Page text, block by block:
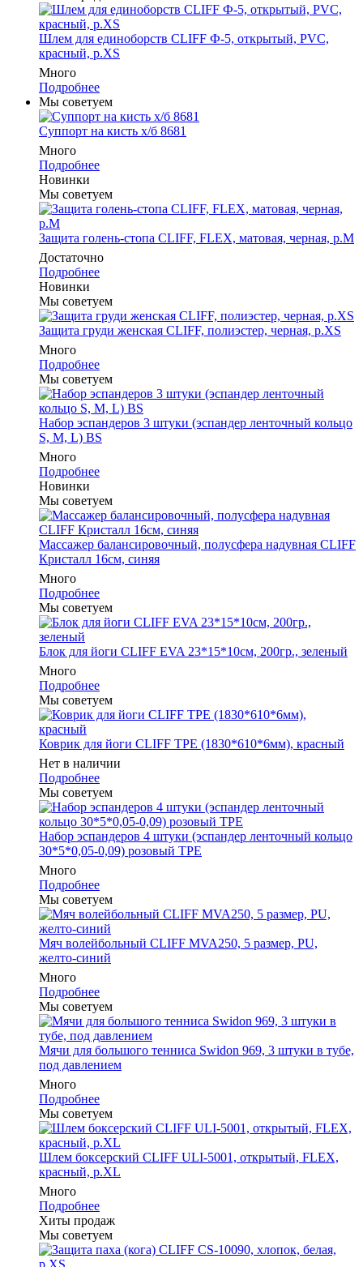
Шлем для единоборств CLIFF Ф-5, открытый, PVC,
красный, p.XS
Много
Подробнее
Мы советуем
Суппорт на кисть х/б 8681
Много
Подробнее
Новинки
Мы советуем
Защита голень-стопа CLIFF, FLEX, матовая, черная, р.M
Достаточно
Подробнее
Новинки
Мы советуем
Защита груди женская CLIFF, полиэстер, черная, р.XS
Много
Подробнее
Мы советуем
Набор эспандеров 3 штуки (эспандер ленточный кольцо
S, M, L) BS
Много
Подробнее
Новинки
Мы советуем
Массажер балансировочный, полусфера надувная CLIFF
Кристалл 16см, синяя
Много
Подробнее
Мы советуем
Блок для йоги CLIFF EVA 23*15*10см, 200гр., зеленый
Много
Подробнее
Мы советуем
Коврик для йоги CLIFF TPE (1830*610*6мм), красный
Нет в наличии
Подробнее
Мы советуем
Набор эспандеров 4 штуки (эспандер ленточный кольцо
30*5*0,05-0,09) розовый ТРЕ
Много
Подробнее
Мы советуем
Мяч волейбольный CLIFF MVA250, 5 размер, PU,
желто-синий
Много
Подробнее
Мы советуем
Мячи для большого тенниса Swidon 969, 3 штуки в тубе,
под давлением
Много
Подробнее
Мы советуем
Шлем боксерский CLIFF ULI-5001, открытый, FLEX,
красный, р.XL
Много
Подробнее
Хиты продаж
Мы советуем